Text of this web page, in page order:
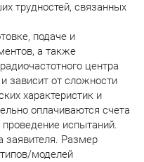
трудностей, связанных
подаче и
а также
центра
зависит от сложности
характеристик и
оплачиваются счета
испытаний.
заявителя. Размер
моделей